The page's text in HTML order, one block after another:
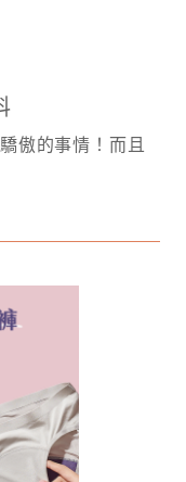
傲的事情！而且